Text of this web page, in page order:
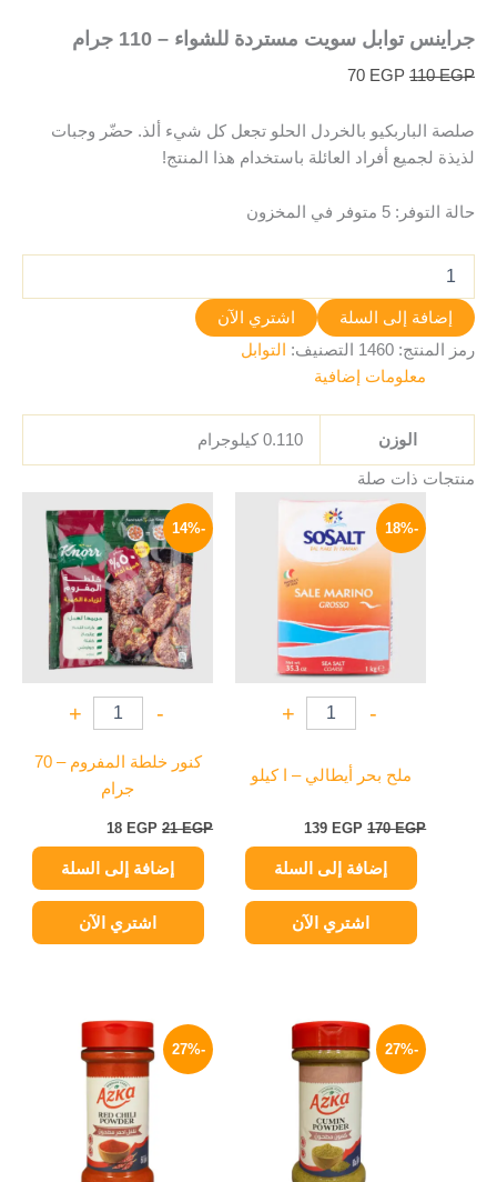
جراينس توابل سويت مستردة للشواء – 110 جرام
110EGP
70 EGP
صلصة الباربكيو بالخردل الحلو تجعل كل شيء ألذ. حضّر وجبات
لذيذة لجميع أفراد العائلة باستخدام هذا المنتج!
حالة التوفر: 5 متوفر في المخزون
إضافة إلى السلة
اشتري الآن
رمز المنتج: 1460 التصنيف:
التوابل
معلومات إضافية
الوزن 0.110 كيلوجرام
منتجات ذات صلة
-18%
-
+
ملح بحر أيطالي – ا كيلو
170EGP
السعر
الأصلي
هو:
170 EGP.
139 EGP
السعر
هو:
139 EGP.
إضافة إلى السلة
اشتري الآن
-14%
-
+
كنور خلطة المفروم – 70
جرام
21EGP
الأصلي
هو:
21 EGP.
18 EGP
الحالي
هو:
18 EGP.
إضافة إلى السلة
اشتري الآن
-27%
السعر
الأصلي
هو:
130 EGP.
السعر
هو:
95 EGP.
-27%
السعر
هو:
110 EGP.
السعر
هو:
80 EGP.